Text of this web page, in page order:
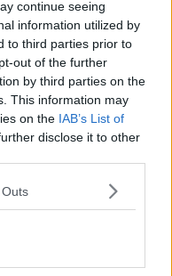
continue seeing
information utilized by
to third parties prior to
out of the further
by third parties on the
This information may
on the IAB’s List of
disclose it to other
accessibilità da parte delle
alle famiglie a cui viene
rimborsabile da
per ciascuna mensilità
da settembre 2023 a
a decorrere
ore 18 del 30 giugno
.
sito
2024, stilata da parte
dei criteri previsti.